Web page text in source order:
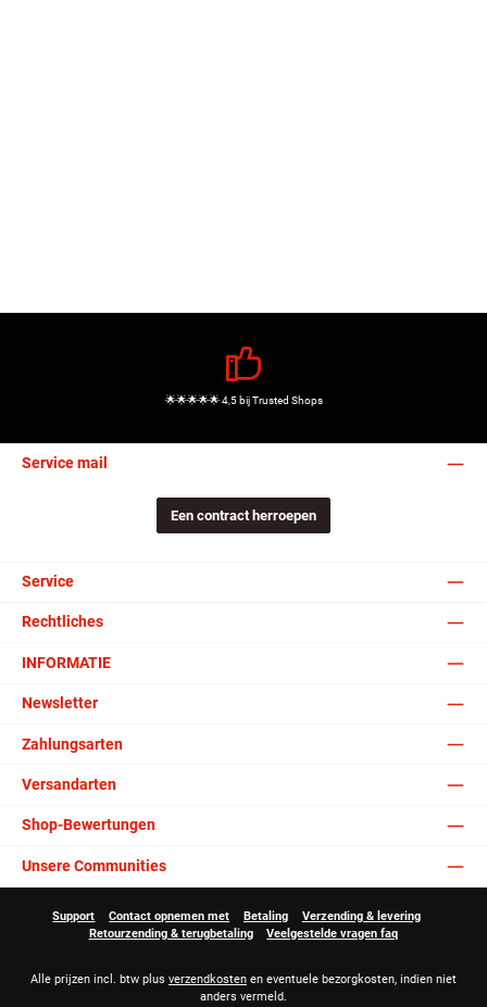
🌟🌟🌟🌟🌟 4,5 bij Trusted Shops
Service mail
Een contract herroepen
Service
Rechtliches
INFORMATIE
Newsletter
Zahlungsarten
Versandarten
Shop-Bewertungen
Unsere Communities
Support Contact opnemen met Betaling
Verzending & levering
Retourzending & terugbetaling
Veelgestelde vragen faq
Alle prijzen incl. btw plus verzendkosten en eventuele bezorgkosten, indien niet
anders vermeld.